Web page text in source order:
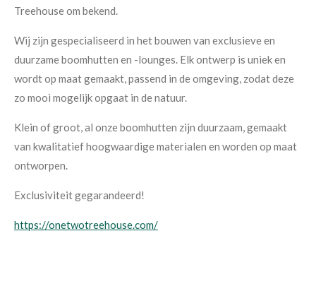
Treehouse om bekend.
Wij zijn gespecialiseerd in het bouwen van exclusieve en
duurzame boomhutten en -lounges. Elk ontwerp is uniek en
wordt op maat gemaakt, passend in de omgeving, zodat deze
zo mooi mogelijk opgaat in de natuur.
Klein of groot, al onze boomhutten zijn duurzaam, gemaakt
van kwalitatief hoogwaardige materialen en worden op maat
ontworpen.
Exclusiviteit gegarandeerd!
https://onetwotreehouse.com/